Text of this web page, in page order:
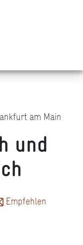
am Main
und
Empfehlen